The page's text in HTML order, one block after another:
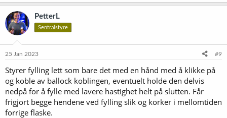
a
s
j
n
e
:
PetterL
Sentralstyre
25 Jan 2023 #9
Styrer fylling lett som bare det med en hånd med å klikke på
og koble av ballock koblingen, eventuelt holde den delvis
nedpå for å fylle med lavere hastighet helt på slutten. Får
frigjort begge hendene ved fylling slik og korker i mellomtiden
forrige flaske.